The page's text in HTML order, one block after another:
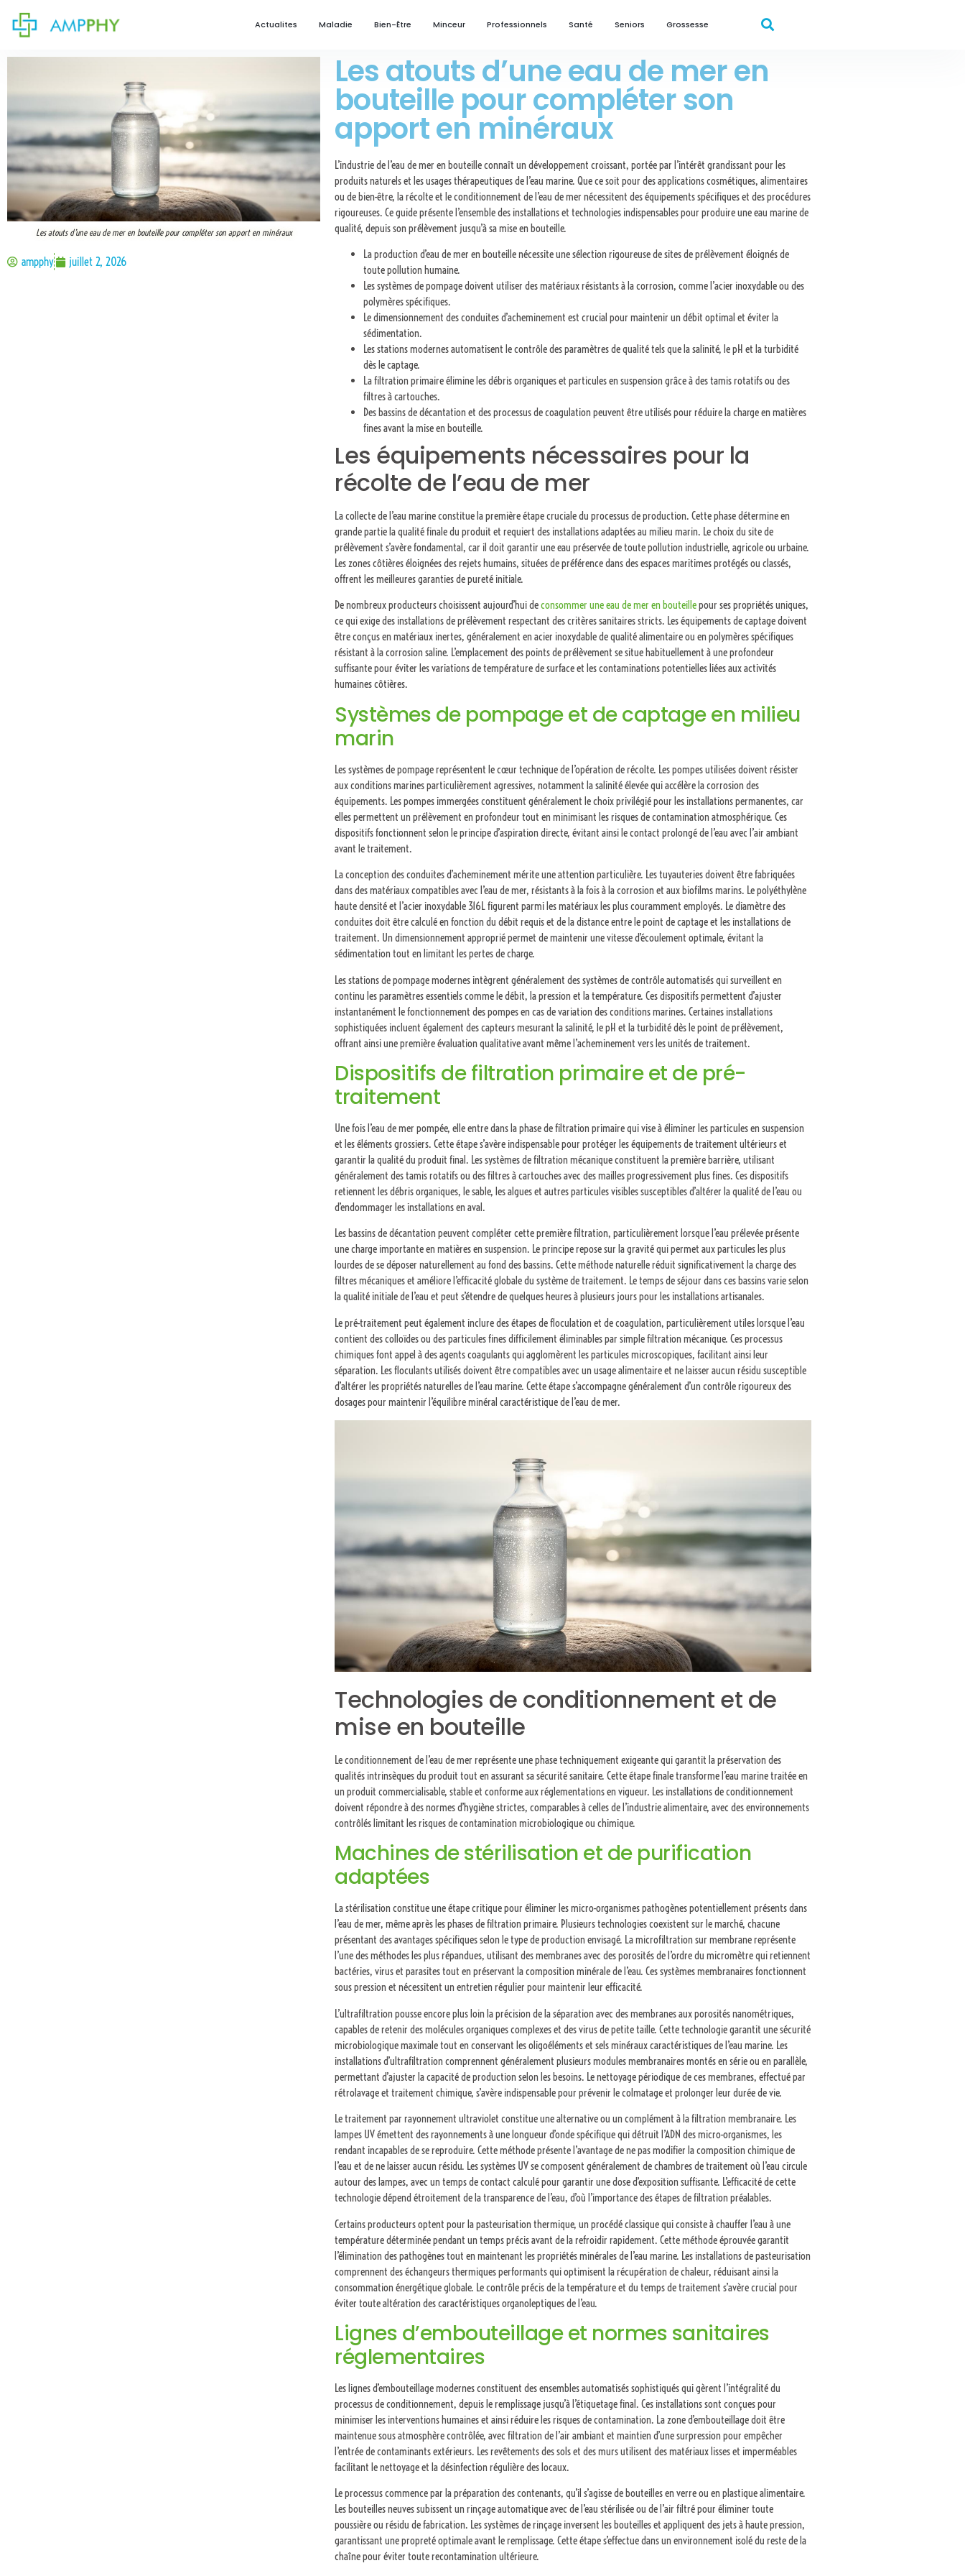
Actualites Maladie Bien-Être Minceur Professionnels Santé Seniors Grossesse
Les atouts d’une eau de mer en bouteille pour compléter son apport en minéraux
ampphy juillet 2, 2026
Les atouts d’une eau de mer en
bouteille pour compléter son
apport en minéraux
L’industrie de l’eau de mer en bouteille connaît un développement croissant, portée par l’intérêt grandissant pour les
produits naturels et les usages thérapeutiques de l’eau marine. Que ce soit pour des applications cosmétiques, alimentaires
ou de bien-être, la récolte et le conditionnement de l’eau de mer nécessitent des équipements spécifiques et des procédures
rigoureuses. Ce guide présente l’ensemble des installations et technologies indispensables pour produire une eau marine de
qualité, depuis son prélèvement jusqu’à sa mise en bouteille.
La production d’eau de mer en bouteille nécessite une sélection rigoureuse de sites de prélèvement éloignés de
toute pollution humaine.
Les systèmes de pompage doivent utiliser des matériaux résistants à la corrosion, comme l’acier inoxydable ou des
polymères spécifiques.
Le dimensionnement des conduites d’acheminement est crucial pour maintenir un débit optimal et éviter la
sédimentation.
Les stations modernes automatisent le contrôle des paramètres de qualité tels que la salinité, le pH et la turbidité
dès le captage.
La filtration primaire élimine les débris organiques et particules en suspension grâce à des tamis rotatifs ou des
filtres à cartouches.
Des bassins de décantation et des processus de coagulation peuvent être utilisés pour réduire la charge en matières
fines avant la mise en bouteille.
Les équipements nécessaires pour la
récolte de l’eau de mer
La collecte de l’eau marine constitue la première étape cruciale du processus de production. Cette phase détermine en
grande partie la qualité finale du produit et requiert des installations adaptées au milieu marin. Le choix du site de
prélèvement s’avère fondamental, car il doit garantir une eau préservée de toute pollution industrielle, agricole ou urbaine.
Les zones côtières éloignées des rejets humains, situées de préférence dans des espaces maritimes protégés ou classés,
offrent les meilleures garanties de pureté initiale.
De nombreux producteurs choisissent aujourd’hui deconsommer une eau de mer en bouteillepour ses propriétés uniques,
ce qui exige des installations de prélèvement respectant des critères sanitaires stricts. Les équipements de captage doivent
être conçus en matériaux inertes, généralement en acier inoxydable de qualité alimentaire ou en polymères spécifiques
résistant à la corrosion saline. L’emplacement des points de prélèvement se situe habituellement à une profondeur
suffisante pour éviter les variations de température de surface et les contaminations potentielles liées aux activités
humaines côtières.
Systèmes de pompage et de captage en milieu
marin
Les systèmes de pompage représentent le cœur technique de l’opération de récolte. Les pompes utilisées doivent résister
aux conditions marines particulièrement agressives, notamment la salinité élevée qui accélère la corrosion des
équipements. Les pompes immergées constituent généralement le choix privilégié pour les installations permanentes, car
elles permettent un prélèvement en profondeur tout en minimisant les risques de contamination atmosphérique. Ces
dispositifs fonctionnent selon le principe d’aspiration directe, évitant ainsi le contact prolongé de l’eau avec l’air ambiant
avant le traitement.
La conception des conduites d’acheminement mérite une attention particulière. Les tuyauteries doivent être fabriquées
dans des matériaux compatibles avec l’eau de mer, résistants à la fois à la corrosion et aux biofilms marins. Le polyéthylène
haute densité et l’acier inoxydable 316L figurent parmi les matériaux les plus couramment employés. Le diamètre des
conduites doit être calculé en fonction du débit requis et de la distance entre le point de captage et les installations de
traitement. Un dimensionnement approprié permet de maintenir une vitesse d’écoulement optimale, évitant la
sédimentation tout en limitant les pertes de charge.
Les stations de pompage modernes intègrent généralement des systèmes de contrôle automatisés qui surveillent en
continu les paramètres essentiels comme le débit, la pression et la température. Ces dispositifs permettent d’ajuster
instantanément le fonctionnement des pompes en cas de variation des conditions marines. Certaines installations
sophistiquées incluent également des capteurs mesurant la salinité, le pH et la turbidité dès le point de prélèvement,
offrant ainsi une première évaluation qualitative avant même l’acheminement vers les unités de traitement.
Dispositifs de filtration primaire et de pré-
traitement
Une fois l’eau de mer pompée, elle entre dans la phase de filtration primaire qui vise à éliminer les particules en suspension
et les éléments grossiers. Cette étape s’avère indispensable pour protéger les équipements de traitement ultérieurs et
garantir la qualité du produit final. Les systèmes de filtration mécanique constituent la première barrière, utilisant
généralement des tamis rotatifs ou des filtres à cartouches avec des mailles progressivement plus fines. Ces dispositifs
retiennent les débris organiques, le sable, les algues et autres particules visibles susceptibles d’altérer la qualité de l’eau ou
d’endommager les installations en aval.
Les bassins de décantation peuvent compléter cette première filtration, particulièrement lorsque l’eau prélevée présente
une charge importante en matières en suspension. Le principe repose sur la gravité qui permet aux particules les plus
lourdes de se déposer naturellement au fond des bassins. Cette méthode naturelle réduit significativement la charge des
filtres mécaniques et améliore l’efficacité globale du système de traitement. Le temps de séjour dans ces bassins varie selon
la qualité initiale de l’eau et peut s’étendre de quelques heures à plusieurs jours pour les installations artisanales.
Le pré-traitement peut également inclure des étapes de floculation et de coagulation, particulièrement utiles lorsque l’eau
contient des colloïdes ou des particules fines difficilement éliminables par simple filtration mécanique. Ces processus
chimiques font appel à des agents coagulants qui agglomèrent les particules microscopiques, facilitant ainsi leur
séparation. Les floculants utilisés doivent être compatibles avec un usage alimentaire et ne laisser aucun résidu susceptible
d’altérer les propriétés naturelles de l’eau marine. Cette étape s’accompagne généralement d’un contrôle rigoureux des
dosages pour maintenir l’équilibre minéral caractéristique de l’eau de mer.
Technologies de conditionnement et de
mise en bouteille
Le conditionnement de l’eau de mer représente une phase techniquement exigeante qui garantit la préservation des
qualités intrinsèques du produit tout en assurant sa sécurité sanitaire. Cette étape finale transforme l’eau marine traitée en
un produit commercialisable, stable et conforme aux réglementations en vigueur. Les installations de conditionnement
doivent répondre à des normes d’hygiène strictes, comparables à celles de l’industrie alimentaire, avec des environnements
contrôlés limitant les risques de contamination microbiologique ou chimique.
Machines de stérilisation et de purification
adaptées
La stérilisation constitue une étape critique pour éliminer les micro-organismes pathogènes potentiellement présents dans
l’eau de mer, même après les phases de filtration primaire. Plusieurs technologies coexistent sur le marché, chacune
présentant des avantages spécifiques selon le type de production envisagé. La microfiltration sur membrane représente
l’une des méthodes les plus répandues, utilisant des membranes avec des porosités de l’ordre du micromètre qui retiennent
bactéries, virus et parasites tout en préservant la composition minérale de l’eau. Ces systèmes membranaires fonctionnent
sous pression et nécessitent un entretien régulier pour maintenir leur efficacité.
L’ultrafiltration pousse encore plus loin la précision de la séparation avec des membranes aux porosités nanométriques,
capables de retenir des molécules organiques complexes et des virus de petite taille. Cette technologie garantit une sécurité
microbiologique maximale tout en conservant les oligoéléments et sels minéraux caractéristiques de l’eau marine. Les
installations d’ultrafiltration comprennent généralement plusieurs modules membranaires montés en série ou en parallèle,
permettant d’ajuster la capacité de production selon les besoins. Le nettoyage périodique de ces membranes, effectué par
rétrolavage et traitement chimique, s’avère indispensable pour prévenir le colmatage et prolonger leur durée de vie.
Le traitement par rayonnement ultraviolet constitue une alternative ou un complément à la filtration membranaire. Les
lampes UV émettent des rayonnements à une longueur d’onde spécifique qui détruit l’ADN des micro-organismes, les
rendant incapables de se reproduire. Cette méthode présente l’avantage de ne pas modifier la composition chimique de
l’eau et de ne laisser aucun résidu. Les systèmes UV se composent généralement de chambres de traitement où l’eau circule
autour des lampes, avec un temps de contact calculé pour garantir une dose d’exposition suffisante. L’efficacité de cette
technologie dépend étroitement de la transparence de l’eau, d’où l’importance des étapes de filtration préalables.
Certains producteurs optent pour la pasteurisation thermique, un procédé classique qui consiste à chauffer l’eau à une
température déterminée pendant un temps précis avant de la refroidir rapidement. Cette méthode éprouvée garantit
l’élimination des pathogènes tout en maintenant les propriétés minérales de l’eau marine. Les installations de pasteurisation
comprennent des échangeurs thermiques performants qui optimisent la récupération de chaleur, réduisant ainsi la
consommation énergétique globale. Le contrôle précis de la température et du temps de traitement s’avère crucial pour
éviter toute altération des caractéristiques organoleptiques de l’eau.
Lignes d’embouteillage et normes sanitaires
réglementaires
Les lignes d’embouteillage modernes constituent des ensembles automatisés sophistiqués qui gèrent l’intégralité du
processus de conditionnement, depuis le remplissage jusqu’à l’étiquetage final. Ces installations sont conçues pour
minimiser les interventions humaines et ainsi réduire les risques de contamination. La zone d’embouteillage doit être
maintenue sous atmosphère contrôlée, avec filtration de l’air ambiant et maintien d’une surpression pour empêcher
l’entrée de contaminants extérieurs. Les revêtements des sols et des murs utilisent des matériaux lisses et imperméables
facilitant le nettoyage et la désinfection régulière des locaux.
Le processus commence par la préparation des contenants, qu’il s’agisse de bouteilles en verre ou en plastique alimentaire.
Les bouteilles neuves subissent un rinçage automatique avec de l’eau stérilisée ou de l’air filtré pour éliminer toute
poussière ou résidu de fabrication. Les systèmes de rinçage inversent les bouteilles et appliquent des jets à haute pression,
garantissant une propreté optimale avant le remplissage. Cette étape s’effectue dans un environnement isolé du reste de la
chaîne pour éviter toute recontamination ultérieure.